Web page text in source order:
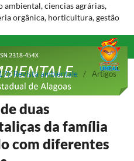
ambiental, ciencias agrárias,
orgânica, horticultura, gestão
Revista ambientale / Artigos
duas
da família
com diferentes